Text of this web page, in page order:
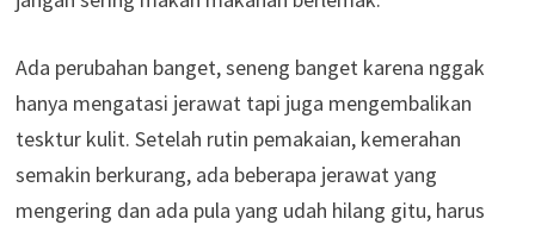
Ada perubahan banget, seneng banget karena nggak
hanya mengatasi jerawat tapi juga mengembalikan
tesktur kulit. Setelah rutin pemakaian, kemerahan
semakin berkurang, ada beberapa jerawat yang
mengering dan ada pula yang udah hilang gitu, harus